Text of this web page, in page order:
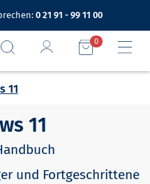
0 21 91 - 99 11 00
0
11
11
und Fortgeschrittene